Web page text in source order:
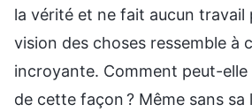
la vérité et ne fait aucun travail
vision des choses ressemble à
incroyante. Comment peut-elle
de cette façon ? Même sans sa